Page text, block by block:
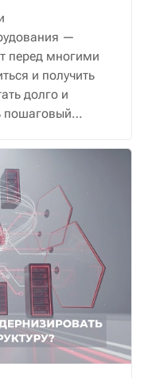
—
перед многими
и получить
долго и
пошаговый